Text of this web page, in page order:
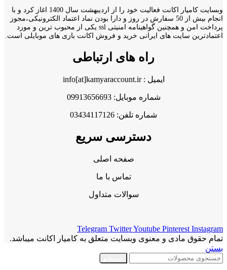
وبسایت کامیار اکانت فعالیت خود را از اردیبهشت سال 1400 اغاز کرد و با
انجام بیش از 50 سفارش در روز و دارا بودن نماد اعتماد الکترونیکی،مجوز
پرداخت امن و همچنین گواهینامه امنیتی ssl یکی از محبوب ترین و مورد
اعتمادترین سایت های ایرانی خرید و فروش اکانت بازی های موبایلی است.
راه های ارتباطی
ایمیل : info[at]kamyaraccount.ir
شماره موبایل: 09913656693
شماره تلفن: 03434117126
دسترسی سریع
صفحه اصلی
تماس با ما
سوالات متداول
Telegram TwitterYoutube Pinterest Instagram
تمام حقوق مادی و معنوی وبسایت متعلق به کامیار اکانت میباشد.
بستن